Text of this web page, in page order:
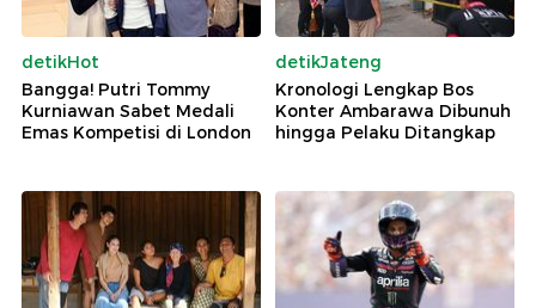
detikHot
Bangga! Putri Tommy
Kurniawan Sabet Medali
Emas Kompetisi di London
detikJateng
Kronologi Lengkap Bos
Konter Ambarawa Dibunuh
hingga Pelaku Ditangkap